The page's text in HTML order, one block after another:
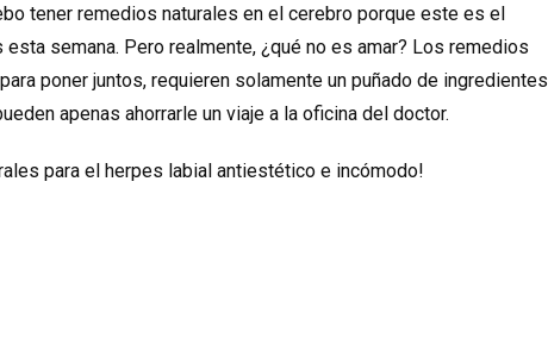
tener remedios naturales en el cerebro porque este es el
semana. Pero realmente, ¿qué no es amar? Los remedios
poner juntos, requieren solamente un puñado de ingredientes
apenas ahorrarle un viaje a la oficina del doctor.
para el herpes labial antiestético e incómodo!